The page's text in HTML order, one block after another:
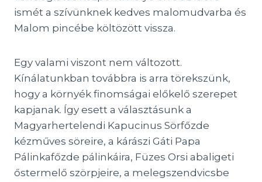
ismét a szívünknek kedves malomudvarba és
Malom pincébe költözött vissza.
Egy valami viszont nem változott.
Kínálatunkban továbbra is arra törekszünk,
hogy a környék finomságai előkelő szerepet
kapjanak. Így esett a választásunk a
Magyarhertelendi Kapucinus Sörfőzde
kézműves söreire, a kárászi Gáti Papa
Pálinkafőzde pálinkáira, Füzes Orsi abaligeti
őstermelő szörpjeire, a melegszendvicsbe